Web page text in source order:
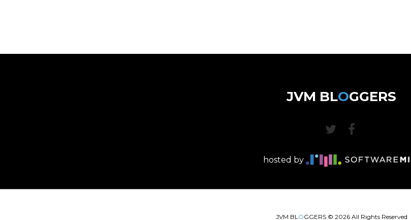
JVM BLOGGERS
hosted by
JVM BLOGGERS © 2026All Rights Reserved